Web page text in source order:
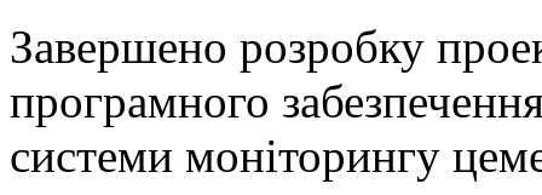
Завершено розробку
програмного
системи моніторингу